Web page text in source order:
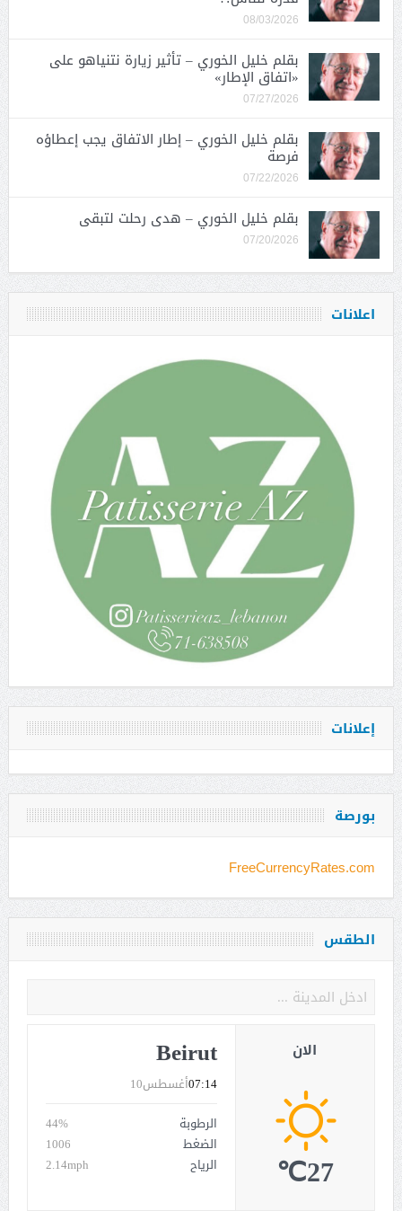
08/03/2026
بقلم خليل الخوري – تأثير زيارة نتنياهو على
«اتفاق الإطار»
07/27/2026
بقلم خليل الخوري – إطار الاتفاق يجب إعطاؤه
فرصة
07/22/2026
بقلم خليل الخوري – هدى رحلت لتبقى
07/20/2026
اعلانات
إعلانات
بورصة
FreeCurrencyRates.com
الطقس
Beirut
أغسطس1007:14
الرطوبة
44%
الضغط
1006
الرياح
2.14mph
الان
27℃